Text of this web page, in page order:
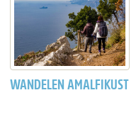
WANDELEN AMALFIKUST